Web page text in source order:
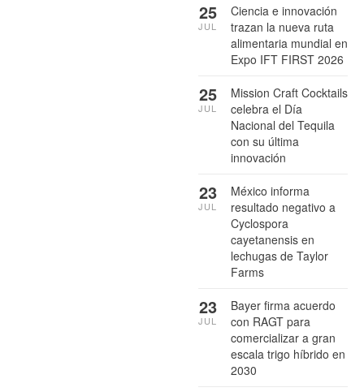
Ciencia e innovación
trazan la nueva ruta
alimentaria mundial en
Expo IFT FIRST 2026
25
JUL
Mission Craft Cocktails
celebra el Día
Nacional del Tequila
con su última
innovación
25
JUL
México informa
resultado negativo a
Cyclospora
cayetanensis en
lechugas de Taylor
Farms
23
JUL
Bayer firma acuerdo
con RAGT para
comercializar a gran
escala trigo híbrido en
2030
23
JUL